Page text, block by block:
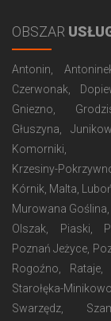
OBSZAR
Antonin
Czerwonak
Gniezno
Głuszyna
Komorniki
Krzesiny-
Kórnik Malta
Murowana Goślina
Olszak
Piaski
Poznań Jeżyce
Rogoźno
Rataje
Starołęka-
Swarzędz